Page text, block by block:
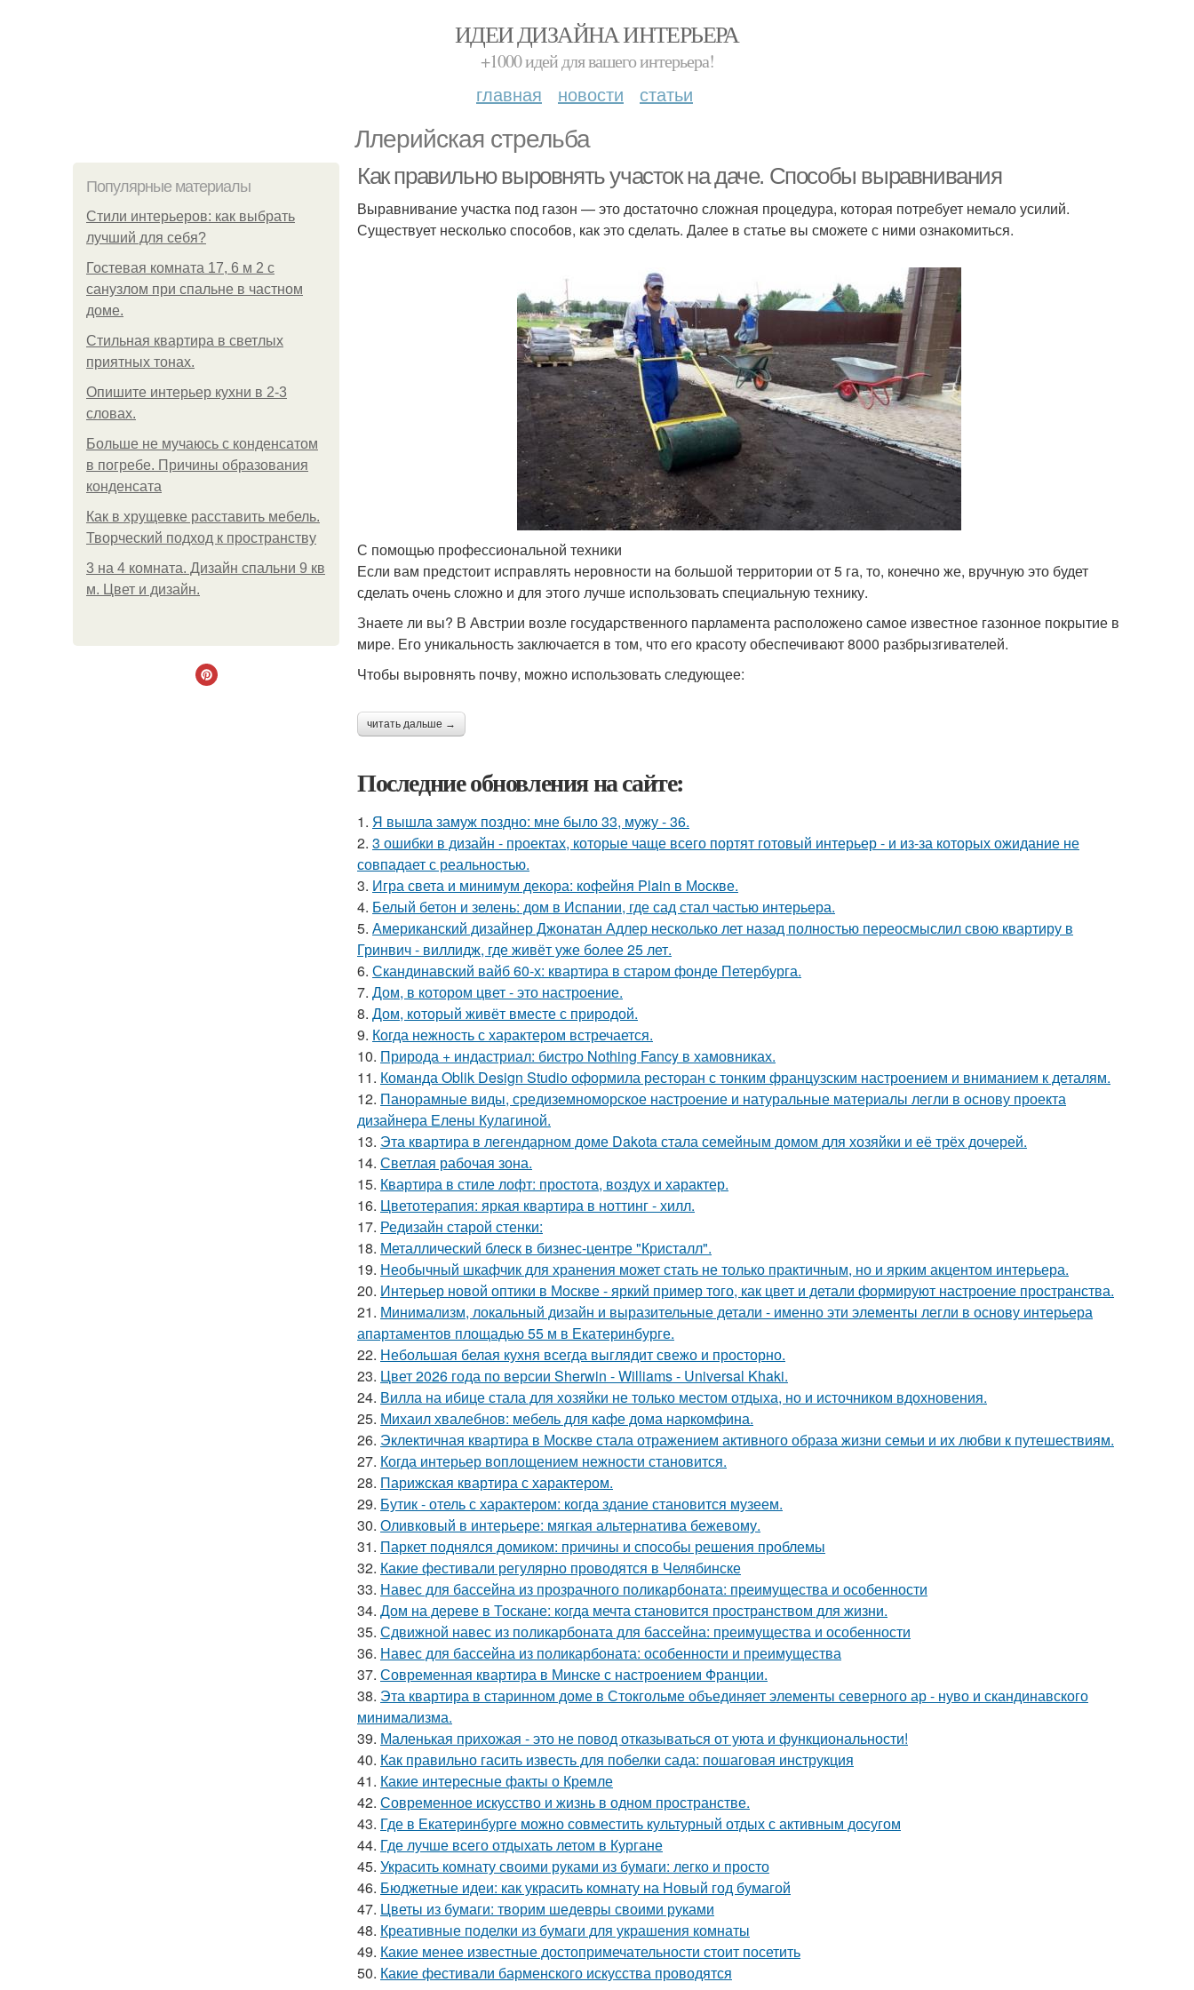
ИДЕИ ДИЗАЙНА ИНТЕРЬЕРА
+1000 идей для вашего интерьера!
главная новости статьи
Ллерийская стрельба
Популярные материалы
Стили интерьеров: как выбрать
лучший для себя?
Гостевая комната 17, 6 м 2 с
санузлом при спальне в частном
доме.
Стильная квартира в светлых
приятных тонах.
Опишите интерьер кухни в 2-3
словах.
Больше не мучаюсь с конденсатом
в погребе. Причины образования
конденсата
Как в хрущевке расставить мебель.
Творческий подход к пространству
3 на 4 комната. Дизайн спальни 9 кв
м. Цвет и дизайн.
Как правильно выровнять участок на даче. Способы выравнивания
Выравнивание участка под газон — это достаточно сложная процедура, которая потребует немало усилий.
Существует несколько способов, как это сделать. Далее в статье вы сможете с ними ознакомиться.
С помощью профессиональной техники
Если вам предстоит исправлять неровности на большой территории от 5 га, то, конечно же, вручную это будет
сделать очень сложно и для этого лучше использовать специальную технику.
Знаете ли вы? В Австрии возле государственного парламента расположено самое известное газонное покрытие в
мире. Его уникальность заключается в том, что его красоту обеспечивают 8000 разбрызгивателей.
Чтобы выровнять почву, можно использовать следующее:
читать дальше →
Последние обновления на сайте:
1. Я вышла замуж поздно: мне было 33, мужу - 36.
2. 3 ошибки в дизайн - проектах, которые чаще всего портят готовый интерьер - и из-за которых ожидание не
совпадает с реальностью.
3. Игра света и минимум декора: кофейня Plain в Москве.
4. Белый бетон и зелень: дом в Испании, где сад стал частью интерьера.
5. Американский дизайнер Джонатан Адлер несколько лет назад полностью переосмыслил свою квартиру в
Гринвич - виллидж, где живёт уже более 25 лет.
6. Скандинавский вайб 60-х: квартира в старом фонде Петербурга.
7. Дом, в котором цвет - это настроение.
8. Дом, который живёт вместе с природой.
9. Когда нежность с характером встречается.
10. Природа + индастриал: бистро Nothing Fancy в хамовниках.
11. Команда Oblik Design Studio оформила ресторан с тонким французским настроением и вниманием к деталям.
12. Панорамные виды, средиземноморское настроение и натуральные материалы легли в основу проекта
дизайнера Елены Кулагиной.
13. Эта квартира в легендарном доме Dakota стала семейным домом для хозяйки и её трёх дочерей.
14. Светлая рабочая зона.
15. Квартира в стиле лофт: простота, воздух и характер.
16. Цветотерапия: яркая квартира в ноттинг - хилл.
17. Редизайн старой стенки:
18. Металлический блеск в бизнес-центре "Кристалл".
19. Необычный шкафчик для хранения может стать не только практичным, но и ярким акцентом интерьера.
20. Интерьер новой оптики в Москве - яркий пример того, как цвет и детали формируют настроение пространства.
21. Минимализм, локальный дизайн и выразительные детали - именно эти элементы легли в основу интерьера
апартаментов площадью 55 м в Екатеринбурге.
22. Небольшая белая кухня всегда выглядит свежо и просторно.
23. Цвет 2026 года по версии Sherwin - Williams - Universal Khaki.
24. Вилла на ибице стала для хозяйки не только местом отдыха, но и источником вдохновения.
25. Михаил хвалебнов: мебель для кафе дома наркомфина.
26. Эклектичная квартира в Москве стала отражением активного образа жизни семьи и их любви к путешествиям.
27. Когда интерьер воплощением нежности становится.
28. Парижская квартира с характером.
29. Бутик - отель с характером: когда здание становится музеем.
30. Оливковый в интерьере: мягкая альтернатива бежевому.
31. Паркет поднялся домиком: причины и способы решения проблемы
32. Какие фестивали регулярно проводятся в Челябинске
33. Навес для бассейна из прозрачного поликарбоната: преимущества и особенности
34. Дом на дереве в Тоскане: когда мечта становится пространством для жизни.
35. Сдвижной навес из поликарбоната для бассейна: преимущества и особенности
36. Навес для бассейна из поликарбоната: особенности и преимущества
37. Современная квартира в Минске с настроением Франции.
38. Эта квартира в старинном доме в Стокгольме объединяет элементы северного ар - нуво и скандинавского
минимализма.
39. Маленькая прихожая - это не повод отказываться от уюта и функциональности!
40. Как правильно гасить известь для побелки сада: пошаговая инструкция
41. Какие интересные факты о Кремле
42. Современное искусство и жизнь в одном пространстве.
43. Где в Екатеринбурге можно совместить культурный отдых с активным досугом
44. Где лучше всего отдыхать летом в Кургане
45. Украсить комнату своими руками из бумаги: легко и просто
46. Бюджетные идеи: как украсить комнату на Новый год бумагой
47. Цветы из бумаги: творим шедевры своими руками
48. Креативные поделки из бумаги для украшения комнаты
49. Какие менее известные достопримечательности стоит посетить
50. Какие фестивали барменского искусства проводятся